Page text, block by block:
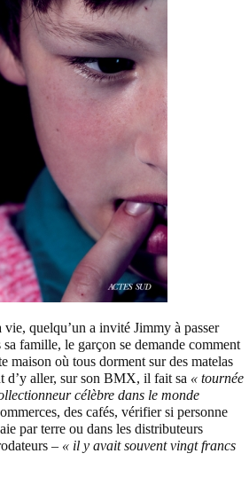
quelqu’un a invité Jimmy à passer
famille, le garçon se demande comment
maison où tous dorment sur des matelas
d’y aller, sur son BMX, il fait sa « tournée
célèbre dans le monde
des cafés, vérifier si personne
par terre ou dans les distributeurs
– « il y avait souvent vingt francs